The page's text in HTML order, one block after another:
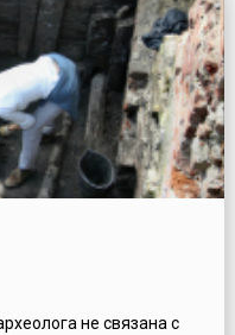
не связана с